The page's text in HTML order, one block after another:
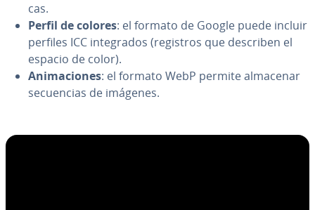
cas.
Perfil de colores: el formato de Google puede incluir
perfiles ICC in­te­gra­dos (registros que describen el
espacio de color).
Ani­ma­cio­nes: el formato WebP permite almacenar
se­cue­n­cias de imágenes.